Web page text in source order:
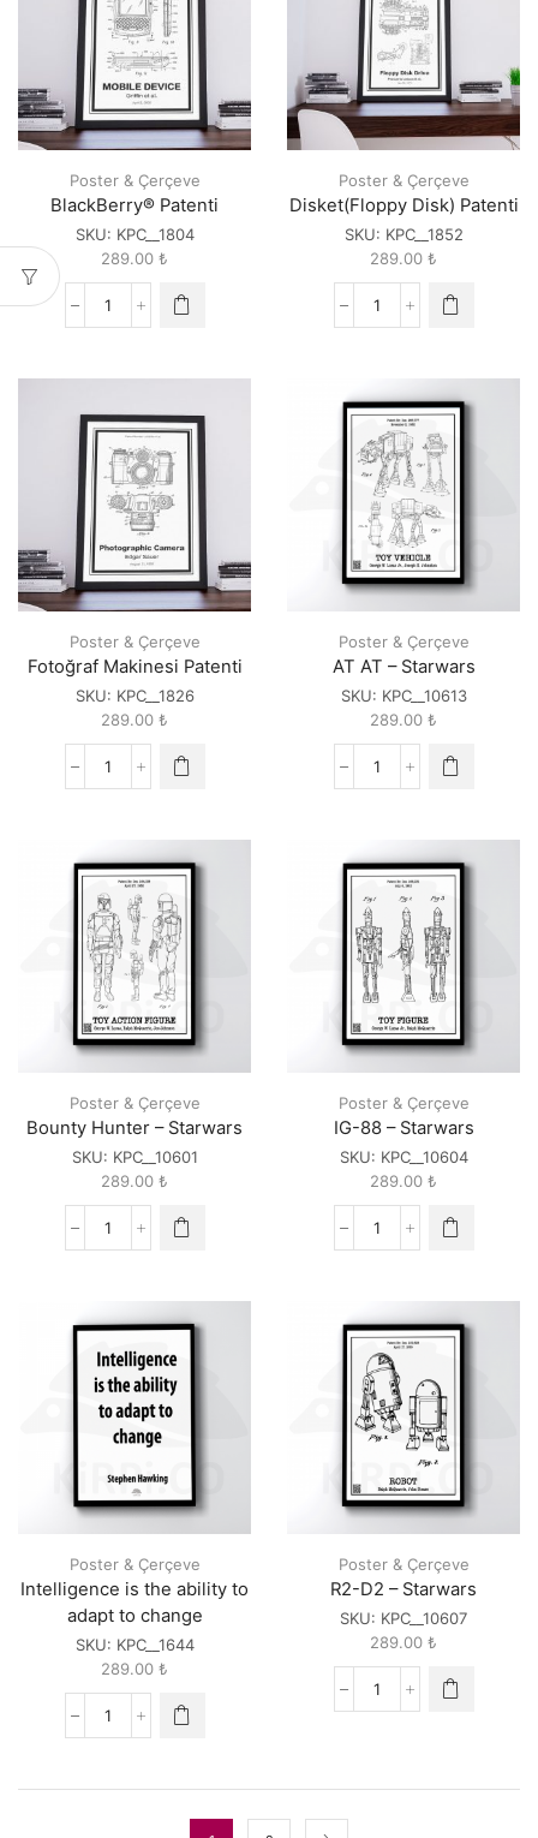
Poster & Çerçeve
BlackBerry® Patenti
SKU: KPC__1804
289.00 ₺
BlackBerry®
Poster & Çerçeve
Disket(Floppy Disk) Patenti
SKU: KPC__1852
289.00 ₺
Disket(Floppy
quantity
Poster & Çerçeve
Fotoğraf Makinesi Patenti
SKU: KPC__1826
289.00 ₺
Fotoğraf
quantity
Poster & Çerçeve
AT AT – Starwars
SKU: KPC__10613
289.00 ₺
AT
Starwars
quantity
Poster & Çerçeve
Bounty Hunter – Starwars
SKU: KPC__10601
289.00 ₺
Bounty
Starwars
quantity
Poster & Çerçeve
IG-88 – Starwars
SKU: KPC__10604
289.00 ₺
IG-
Starwars
quantity
Poster & Çerçeve
Intelligence is the ability to
adapt to change
SKU: KPC__1644
289.00 ₺
Intelligence
ability
Poster & Çerçeve
R2-D2 – Starwars
SKU: KPC__10607
289.00 ₺
R2-
quantity